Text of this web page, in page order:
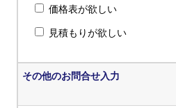
価格表が欲しい
見積もりが欲しい
その他のお問合せ入力